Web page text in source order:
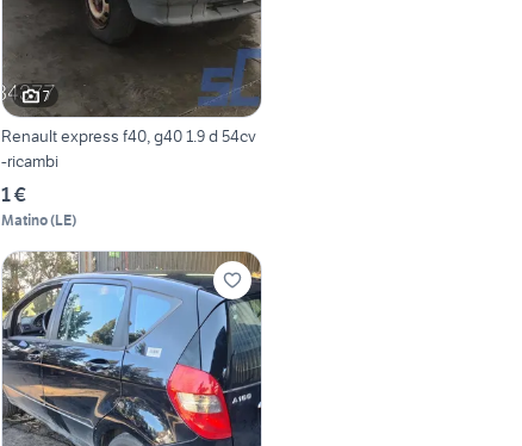
7
Renault express f40, g40 1.9 d 54cv
-ricambi
1 €
Matino(LE)